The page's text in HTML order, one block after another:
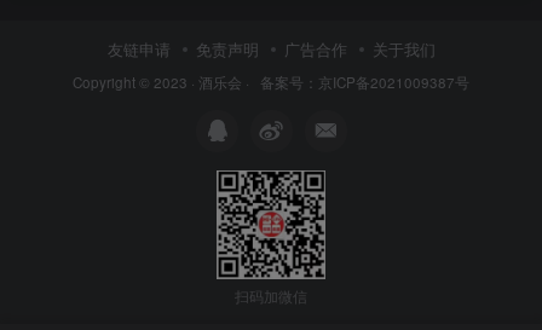
友链申请 免责声明 广告合作 关于我们
Copyright © 2023 · 酒乐会 · 备案号：京ICP备2021009387号
扫码加微信